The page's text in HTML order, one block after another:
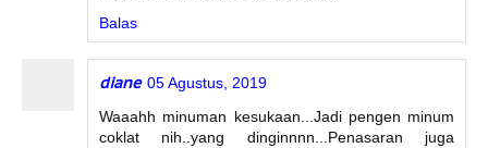
Balas
diane 05 Agustus, 2019
Waaahh minuman kesukaan...Jadi pengen minum
coklat nih..yang dinginnnn...Penasaran juga